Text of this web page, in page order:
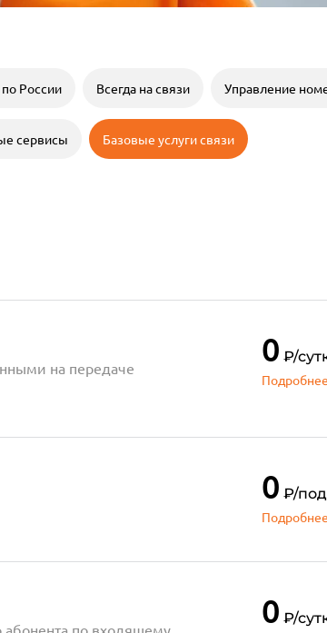
России Всегда на связи Управление
сервисы Базовые услуги связи
на передаче
0 ₽/
0 ₽/
по входящему
0 ₽/